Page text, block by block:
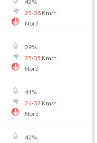
42%
25-38Km/h
Nord
39%
25-35 Km/h
Nord
41%
24-37Km/h
Nord
42%